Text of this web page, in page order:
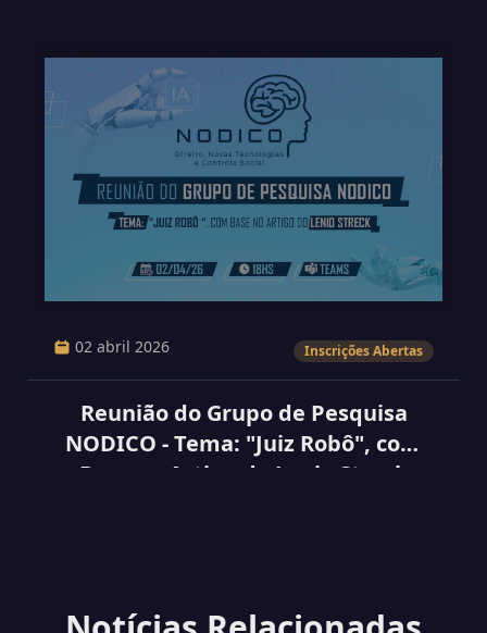
02 abril 2026 Inscrições Abertas
Reunião do Grupo de Pesquisa
NODICO - Tema: "Juiz Robô", com
Base no Artigo do Lenio Streck